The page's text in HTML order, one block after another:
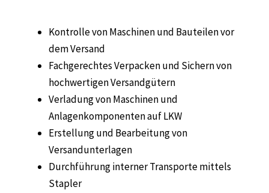
Kontrolle von Maschinen und Bauteilen vor
dem Versand
Fachgerechtes Verpacken und Sichern von
hochwertigen Versandgütern
Verladung von Maschinen und
Anlagenkomponenten auf LKW
Erstellung und Bearbeitung von
Versandunterlagen
Durchführung interner Transporte mittels
Stapler